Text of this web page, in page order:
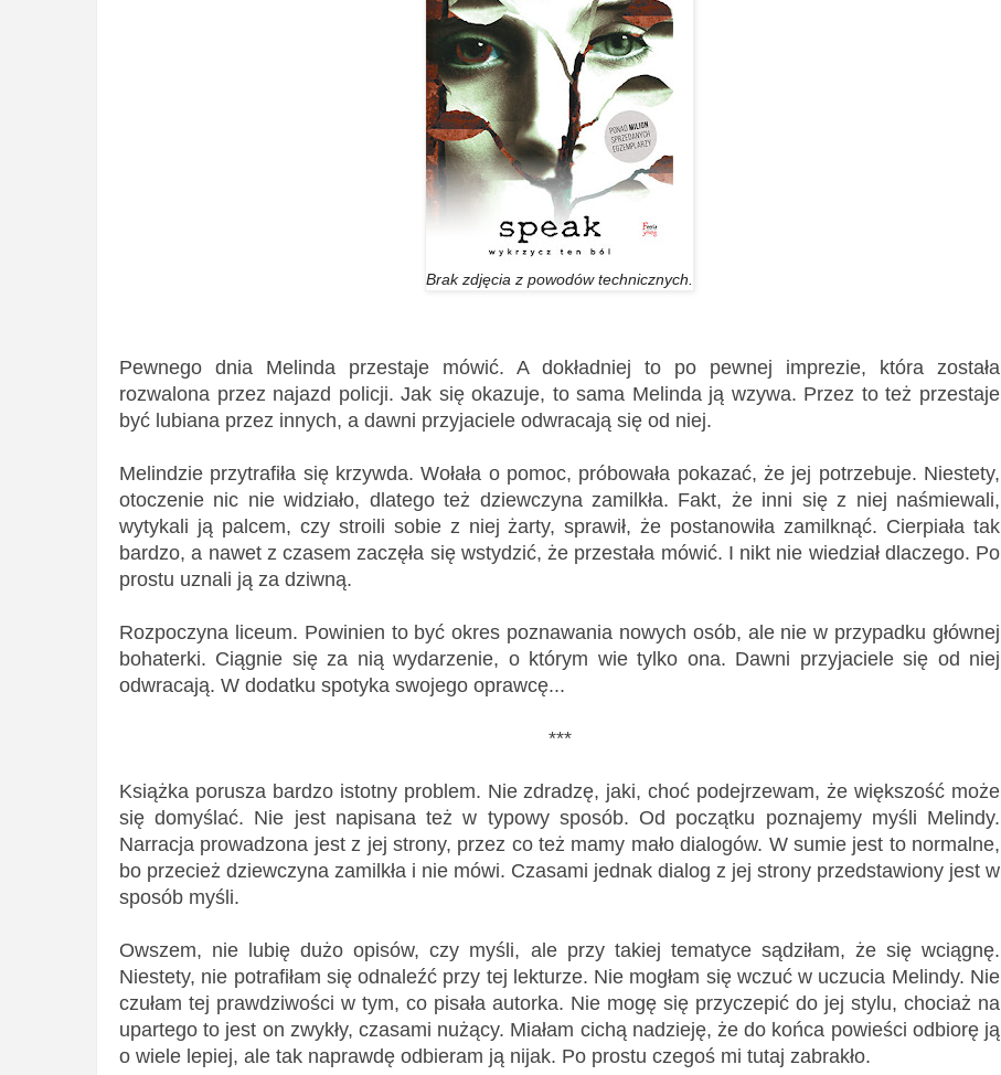
Brak zdjęcia z powodów technicznych.
Pewnego dnia Melinda przestaje mówić. A dokładniej to po pewnej imprezie, która została
rozwalona przez najazd policji. Jak się okazuje, to sama Melinda ją wzywa. Przez to też przestaje
być lubiana przez innych, a dawni przyjaciele odwracają się od niej.
Melindzie przytrafiła się krzywda. Wołała o pomoc, próbowała pokazać, że jej potrzebuje. Niestety,
otoczenie nic nie widziało, dlatego też dziewczyna zamilkła. Fakt, że inni się z niej naśmiewali,
wytykali ją palcem, czy stroili sobie z niej żarty, sprawił, że postanowiła zamilknąć. Cierpiała tak
bardzo, a nawet z czasem zaczęła się wstydzić, że przestała mówić. I nikt nie wiedział dlaczego. Po
prostu uznali ją za dziwną.
Rozpoczyna liceum. Powinien to być okres poznawania nowych osób, ale nie w przypadku głównej
bohaterki. Ciągnie się za nią wydarzenie, o którym wie tylko ona. Dawni przyjaciele się od niej
odwracają. W dodatku spotyka swojego oprawcę...
***
Książka porusza bardzo istotny problem. Nie zdradzę, jaki, choć podejrzewam, że większość może
się domyślać. Nie jest napisana też w typowy sposób. Od początku poznajemy myśli Melindy.
Narracja prowadzona jest z jej strony, przez co też mamy mało dialogów. W sumie jest to normalne,
bo przecież dziewczyna zamilkła i nie mówi. Czasami jednak dialog z jej strony przedstawiony jest w
sposób myśli.
Owszem, nie lubię dużo opisów, czy myśli, ale przy takiej tematyce sądziłam, że się wciągnę.
Niestety, nie potrafiłam się odnaleźć przy tej lekturze. Nie mogłam się wczuć w uczucia Melindy. Nie
czułam tej prawdziwości w tym, co pisała autorka. Nie mogę się przyczepić do jej stylu, chociaż na
upartego to jest on zwykły, czasami nużący. Miałam cichą nadzieję, że do końca powieści odbiorę ją
o wiele lepiej, ale tak naprawdę odbieram ją nijak. Po prostu czegoś mi tutaj zabrakło.